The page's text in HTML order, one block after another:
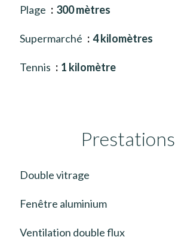
Plage 300 mètres
Supermarché 4 kilomètres
Tennis 1 kilomètre
Prestations
Double vitrage
Fenêtre aluminium
Ventilation double flux